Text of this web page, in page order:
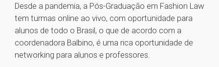
Desde a pandemia, a Pós-Graduação em Fashion Law
tem turmas online ao vivo, com oportunidade para
alunos de todo o Brasil, o que de acordo com a
coordenadora Balbino, é uma rica oportunidade de
networking para alunos e professores.